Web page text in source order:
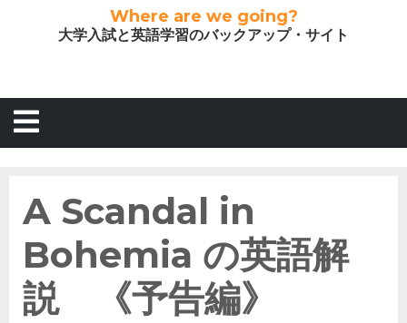
Where are we going?
大学入試と英語学習のバックアップ・サイト
A Scandal in
Bohemia の英語解
説 《予告編》